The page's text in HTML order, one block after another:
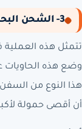
3- الشحن البحري
تتمثل هذه العملية
وضع هذه
أن أقصى حمولة لأكبر